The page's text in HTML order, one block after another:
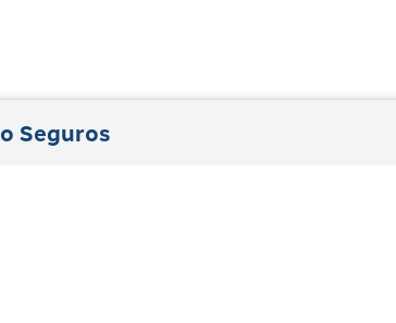
Seguros